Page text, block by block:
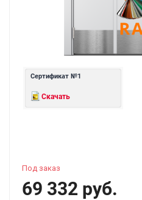
Сертификат №1
Скачать
Под заказ
69 332 руб.